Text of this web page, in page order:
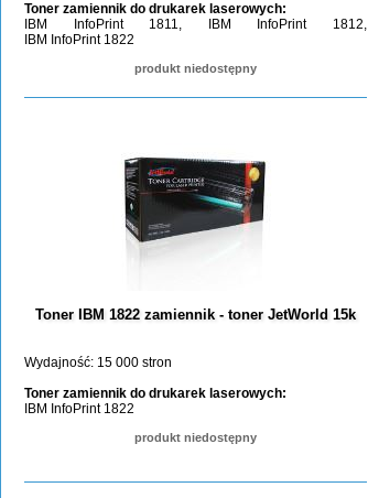
Toner zamiennik do drukarek laserowych:
IBM InfoPrint 1811, IBM InfoPrint 1812,
IBM InfoPrint 1822
produkt niedostępny
Toner IBM 1822 zamiennik - toner JetWorld 15k
Wydajność: 15 000 stron
Toner zamiennik do drukarek laserowych:
IBM InfoPrint 1822
produkt niedostępny